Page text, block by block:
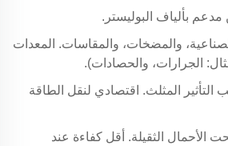
مدعم بألياف البوليستر.
والمضخات، والمقاسات. المعدات
الجرارات، والحصادات).
التأثير المثلث. اقتصادي لنقل الطاقة
الأحمال الثقيلة. أقل كفاءة عند